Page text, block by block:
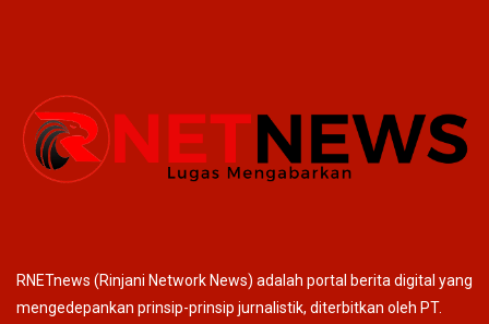
RNETnews (Rinjani Network News) adalah portal berita digital yang
mengedepankan prinsip-prinsip jurnalistik, diterbitkan oleh PT.